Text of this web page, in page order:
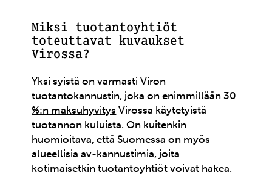
Miksi tuotantoyhtiöt
toteuttavat kuvaukset
Virossa?
Yksi syistä on varmasti Viron
tuotantokannustin, joka on enimmillään 30
%:n maksuhyvitys Virossa käytetyistä
tuotannon kuluista. On kuitenkin
huomioitava, että Suomessa on myös
alueellisia av-kannustimia, joita
kotimaisetkin tuotantoyhtiöt voivat hakea.